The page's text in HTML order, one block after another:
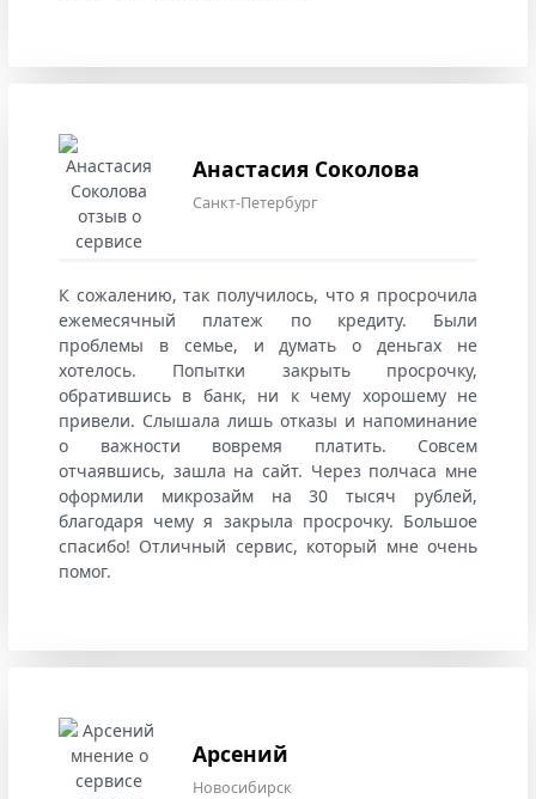
Анастасия Соколова
Санкт-Петербург
К сожалению, так получилось, что я просрочила
ежемесячный платеж по кредиту. Были
проблемы в семье, и думать о деньгах не
хотелось. Попытки закрыть просрочку,
обратившись в банк, ни к чему хорошему не
привели. Слышала лишь отказы и напоминание
о важности вовремя платить. Совсем
отчаявшись, зашла на сайт. Через полчаса мне
оформили микрозайм на 30 тысяч рублей,
благодаря чему я закрыла просрочку. Большое
спасибо! Отличный сервис, который мне очень
помог.
Арсений
Новосибирск